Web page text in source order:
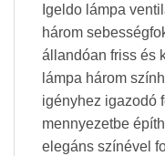
Igeldo lámpa
három
állandóan friss és
lámpa három
igényhez igazodó
mennyezetbe
elegáns színével